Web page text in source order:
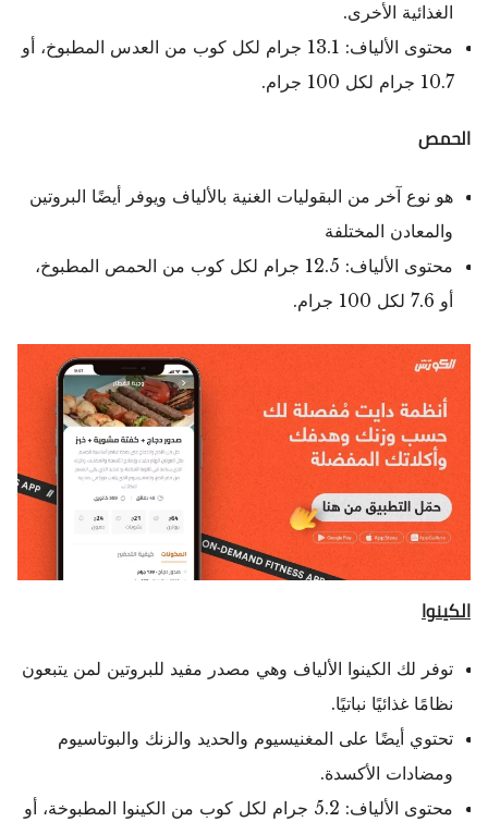
الغذائية الأخرى.
محتوى الألياف: 13.1 جرام لكل كوب من العدس المطبوخ، أو
10.7 جرام لكل 100 جرام.
الحمص
هو نوع آخر من البقوليات الغنية بالألياف ويوفر أيضًا البروتين
والمعادن المختلفة
محتوى الألياف: 12.5 جرام لكل كوب من الحمص المطبوخ،
أو 7.6 لكل 100 جرام.
الكينوا
توفر لك الكينوا الألياف وهي مصدر مفيد للبروتين لمن يتبعون
نظامًا غذائيًا نباتيًا.
تحتوي أيضًا على المغنيسيوم والحديد والزنك والبوتاسيوم
ومضادات الأكسدة.
محتوى الألياف: 5.2 جرام لكل كوب من الكينوا المطبوخة، أو